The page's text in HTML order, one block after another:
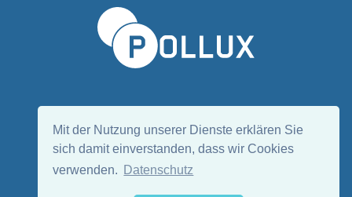
Mit der Nutzung unserer Dienste erklären Sie
sich damit einverstanden, dass wir Cookies
verwenden.
Datenschutz
EN